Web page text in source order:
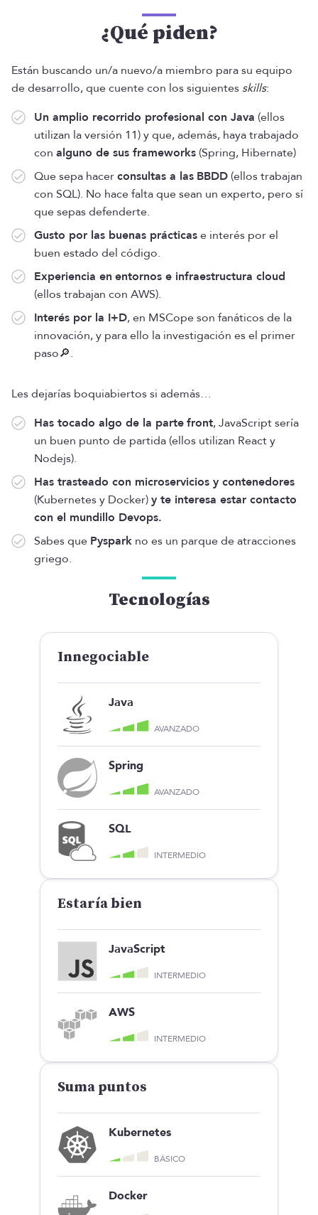
¿Qué piden?
Están buscando un/a nuevo/a miembro para su equipo
de desarrollo, que cuente con los siguientes skills:
Un amplio recorrido profesional con Java (ellos
utilizan la versión 11) y que, además, haya trabajado
con alguno de sus frameworks (Spring, Hibernate)
Que sepa hacerconsultas a las BBDD (ellos trabajan
con SQL). No hace falta que sean un experto, pero sí
que sepas defenderte.
Gusto por las buenas prácticase interés por el
buen estado del código.
Experiencia en entornos e infraestructura cloud
(ellos trabajan con AWS).
Interés por la I+D, en MSCope son fanáticos de la
innovación, y para ello la investigación es el primer
paso🔎.
Les dejarías boquiabiertos si además…
Has tocado algo de la partefront, JavaScript sería
un buen punto de partida (ellos utilizan React y
Nodejs).
Has trasteado con microservicios y contenedores
(Kubernetes y Docker)y te interesa estar contacto
con el mundillo Devops.
Sabes que Pyspark no es un parque de atracciones
griego.
Tecnologías
Innegociable
Java
AVANZADO
Spring
AVANZADO
SQL
INTERMEDIO
Estaría bien
JavaScript
INTERMEDIO
AWS
INTERMEDIO
Suma puntos
Kubernetes
BÁSICO
Docker